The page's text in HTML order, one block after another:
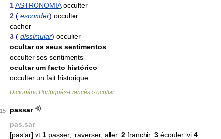
1ASTRONOMIAocculter
2 ( esconder) occulter
cacher
3 ( dissimular) occulter
ocultar os seus sentimentos
occulter ses sentiments
ocultar um facto histórico
occulter un fait historique
Dicionário Português-Francês > ocultar
15
passar
pas.sar
[pas‘ar] vt 1 passer, traverser, aller. 2 franchir. 3 écouler. vi 4